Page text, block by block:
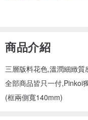
商品介紹
三層版料花色,溫潤細緻
全部商品皆只一付,Pinkoi
(框兩側寬140mm)